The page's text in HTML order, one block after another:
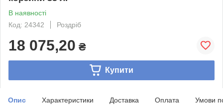
В наявності
Код: 24342
Роздріб
18 075,20 ₴
Купити
Опис Характеристики Доставка Оплата Умови